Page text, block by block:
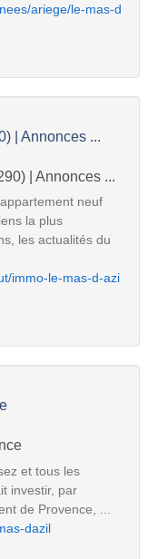
ariege/le-mas-d
| Annonces ...
neuf
la plus
les actualités du
immo-le-mas-d-azi
et tous les
investir, par
de Provence, ...
dazil